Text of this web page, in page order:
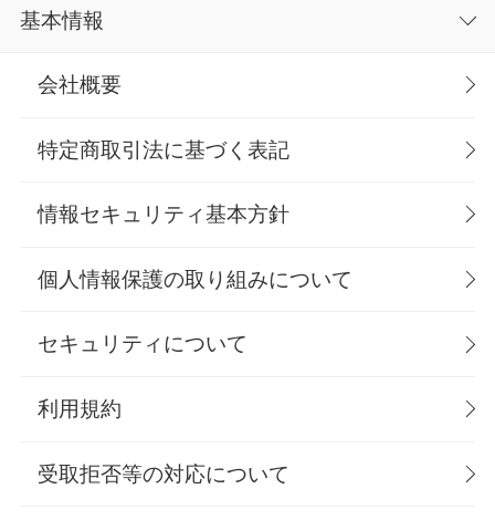
基本情報
会社概要
特定商取引法に基づく表記
情報セキュリティ基本方針
個人情報保護の取り組みについて
セキュリティについて
利用規約
受取拒否等の対応について